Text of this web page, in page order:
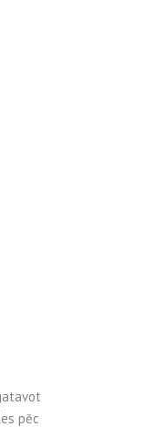
pēc